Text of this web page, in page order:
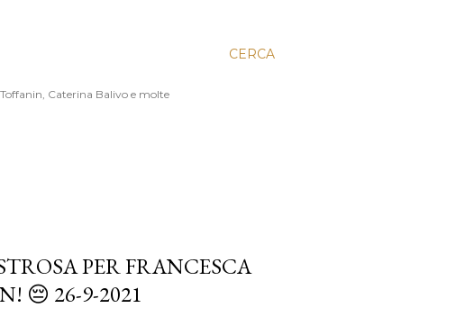
CERCA
Caterina Balivo e molte
PER FRANCESCA
😔 26-9-2021